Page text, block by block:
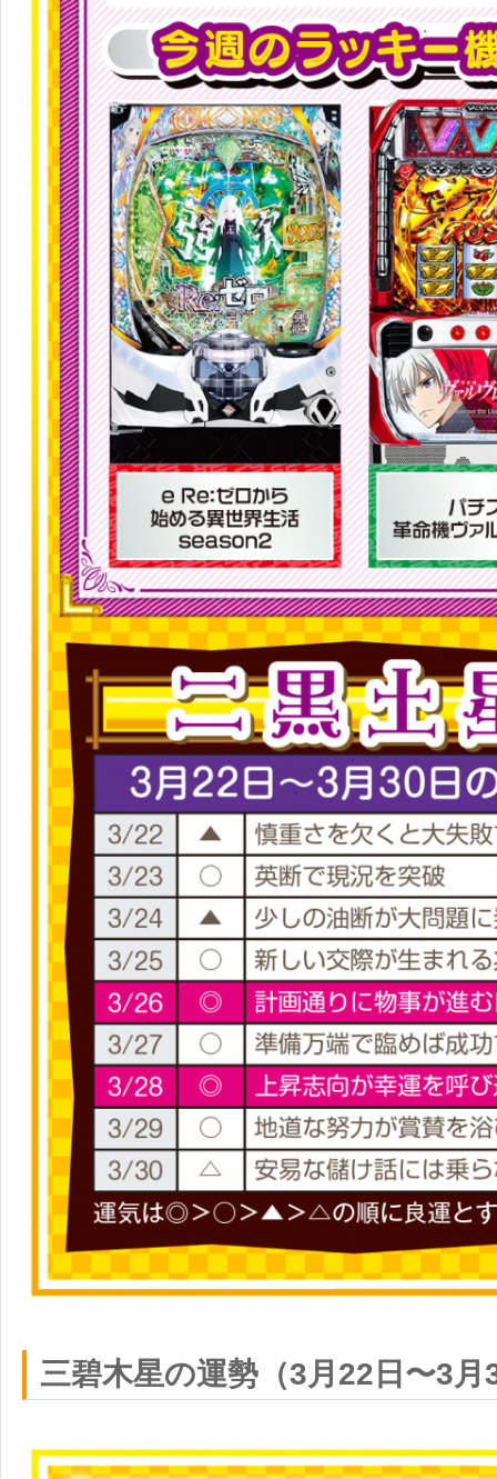
三碧木星の運勢（3月22日〜3月